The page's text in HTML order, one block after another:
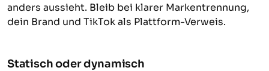
anders aussieht. Bleib bei klarer Markentrennung,
dein Brand und TikTok als Plattform-Verweis.
Statisch oder dynamisch